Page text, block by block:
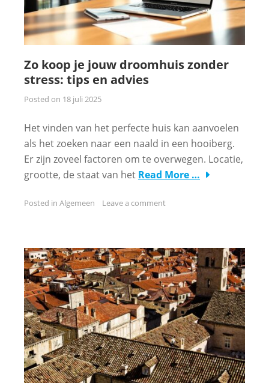
Zo koop je jouw droomhuis zonder
stress: tips en advies
Posted on 18 juli 2025
Het vinden van het perfecte huis kan aanvoelen
als het zoeken naar een naald in een hooiberg.
Er zijn zoveel factoren om te overwegen. Locatie,
grootte, de staat van het Read More …
Posted in Algemeen Leave a comment